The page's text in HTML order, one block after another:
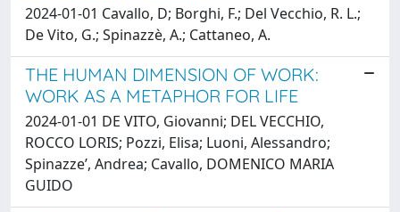
2024-01-01 Cavallo, D; Borghi, F.; Del Vecchio, R. L.;
De Vito, G.; Spinazzè, A.; Cattaneo, A.
THE HUMAN DIMENSION OF WORK:
WORK AS A METAPHOR FOR LIFE
2024-01-01 DE VITO, Giovanni; DEL VECCHIO,
ROCCO LORIS; Pozzi, Elisa; Luoni, Alessandro;
Spinazze’, Andrea; Cavallo, DOMENICO MARIA
GUIDO